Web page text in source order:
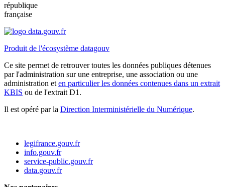
république
française
Produit de l'écosystème datagouv
Ce site permet de retrouver toutes les données publiques détenues
par l'administration sur une entreprise, une association ou une
administration et en particulier les données contenues dans un extrait
KBIS ou de l'extrait D1.
Il est opéré par la Direction Interministérielle du Numérique.
legifrance.gouv.fr
info.gouv.fr
service-public.gouv.fr
data.gouv.fr